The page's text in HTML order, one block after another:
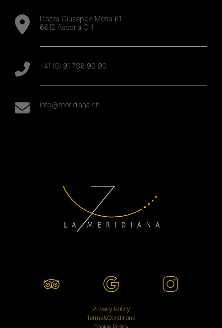
Piazza Giuseppe Motta 61
6612 Ascona CH
+41 (0) 91 786 90 90
info@meridiana.ch
Privacy Policy
Terms&Conditions